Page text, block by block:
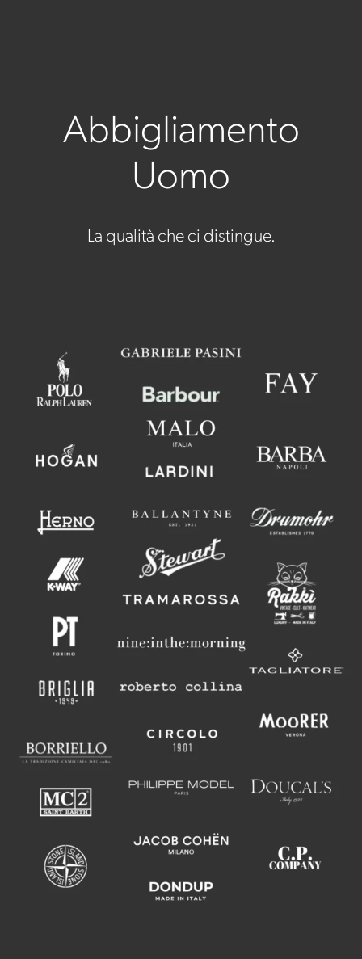
Abbigliamento
Uomo
La qualità che ci distingue.